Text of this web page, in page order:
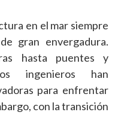
en el mar siempre
gran envergadura.
hasta puentes y
ingenieros han
para enfrentar
con la transición